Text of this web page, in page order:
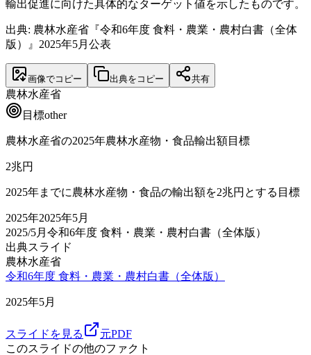
輸出促進に向けた具体的なターゲット値を示したものです。
出典: 農林水産省『令和6年度 食料・農業・農村白書（全体
版）』2025年5月公表
画像でコピー 出典をコピー 共有
農林水産省
目標other
農林水産省の2025年農林水産物・食品輸出額目標
2兆円
2025年までに農林水産物・食品の輸出額を2兆円とする目標
2025年2025年5月
2025/5月 令和6年度 食料・農業・農村白書（全体版）
出典スライド
農林水産省
令和6年度 食料・農業・農村白書（全体版）
2025年5月
スライドを見る
元PDF
このスライドの他のファクト